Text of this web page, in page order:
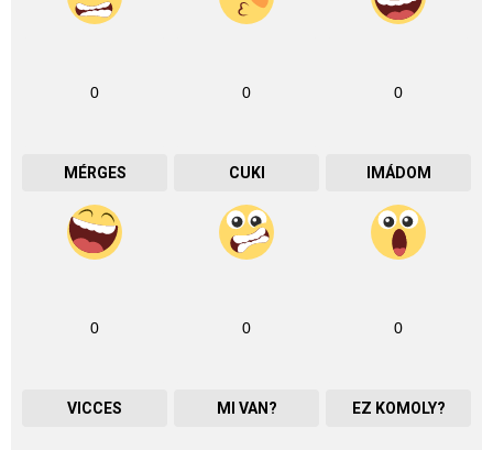
0
MÉRGES
0
CUKI
0
IMÁDOM
0
VICCES
0
MI VAN?
0
EZ KOMOLY?